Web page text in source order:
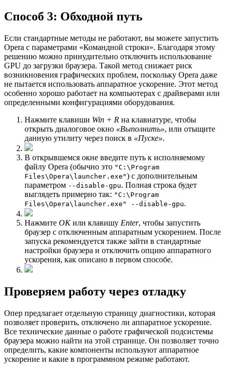
Способ 3: Обходной путь
Если стандартные методы не работают, вы можете запустить
Opera с параметрами «Командной строки». Благодаря этому
решению можно принудительно отключить использование
GPU до загрузки браузера. Такой метод снижает риск
возникновения графических проблем, поскольку Opera даже
не пытается использовать аппаратное ускорение. Этот метод
особенно хорошо работает на компьютерах с драйверами или
определенными конфигурациями оборудования.
Нажмите клавиши Win + R на клавиатуре, чтобы
открыть диалоговое окно «Выполнить», или отыщите
данную утилиту через поиск в «Пуске».
В открывшемся окне введите путь к исполняемому
файлу Opera (обычно это "C:\Program
Files\Opera\launcher.exe") с дополнительным
параметром --disable-gpu. Полная строка будет
выглядеть примерно так: "C:\Program
Files\Opera\launcher.exe" --disable-gpu.
Нажмите OKили клавишу Enter, чтобы запустить
браузер с отключенным аппаратным ускорением. После
запуска рекомендуется также зайти в стандартные
настройки браузера и отключить опцию аппаратного
ускорения, как описано в первом способе.
Проверяем работу через отладку
Опер предлагает отдельную страницу диагностики, которая
позволяет проверить, отключено ли аппаратное ускорение.
Все технические данные о работе графической подсистемы
браузера можно найти на этой странице. Он позволяет точно
определить, какие компоненты используют аппаратное
ускорение и какие в программном режиме работают.